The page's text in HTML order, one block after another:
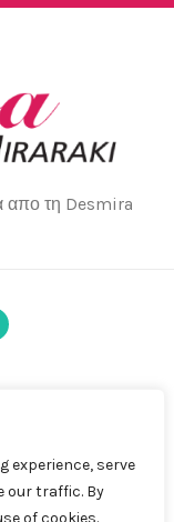
experience, serve
our traffic. By
of cookies.
απο τη Desmira